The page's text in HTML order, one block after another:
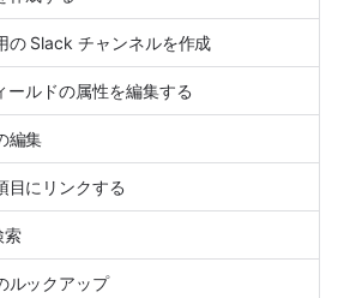
の Slack チャンネルを作成
ールドの属性を編集する
編集
目にリンクする
索
ルックアップ